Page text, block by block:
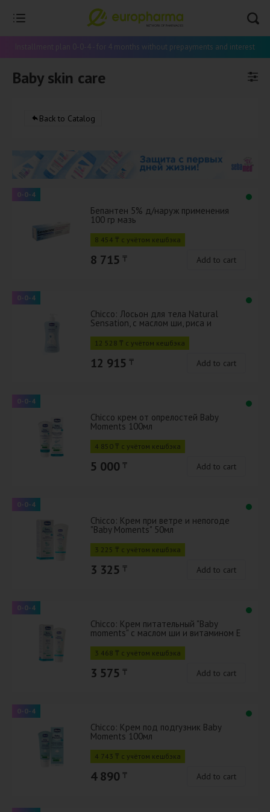
Installment plan 0-0-4 - for 4 months without prepayments and interest
Baby skin care
Back to Catalog
0-0-4
Бепантен 5% д/наруж применения
100 гр мазь
8 454 ₸ с учётом кешбэка
8 715 ₸ Add to cart
0-0-4
Chicco: Лосьон для тела Natural
Sensation, с маслом ши, риса и
12 528 ₸ с учётом кешбэка
12 915 ₸ Add to cart
0-0-4
Chicco крем от опрелостей Baby
Moments 100мл
4 850 ₸ с учётом кешбэка
5 000 ₸ Add to cart
0-0-4
Chicco: Крем при ветре и непогоде
"Baby Moments" 50мл
3 225 ₸ с учётом кешбэка
3 325 ₸ Add to cart
0-0-4
Chicco: Крем питательный "Baby
moments" с маслом ши и витамином Е
3 468 ₸ с учётом кешбэка
3 575 ₸ Add to cart
0-0-4
Chicco: Крем под подгузник Baby
Moments 100мл
4 743 ₸ с учётом кешбэка
4 890 ₸ Add to cart